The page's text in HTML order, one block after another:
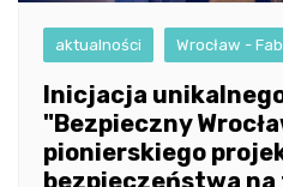
aktualności Wrocław -
Inicjacja
"Bezpieczny
pionierskiego
bezpieczeństwa